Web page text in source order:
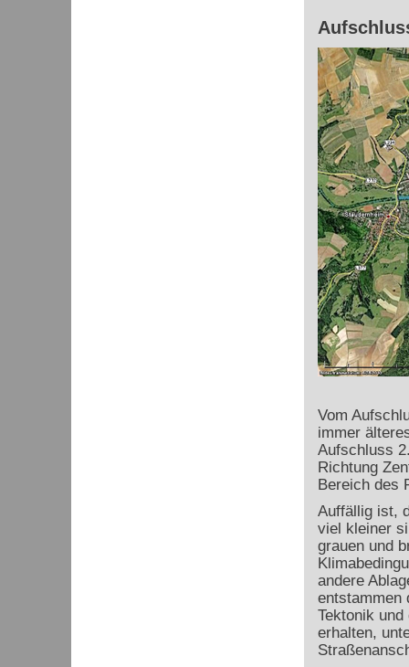
Vom
immer
Aufschluss
Richtung
Bereich des
Auffällig ist,
viel kleiner
grauen und
andere
entstammen
Tektonik
erhalten,